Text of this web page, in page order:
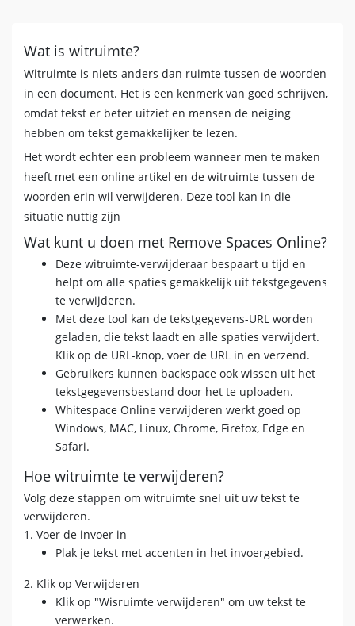
Wat is witruimte?
Witruimte is niets anders dan ruimte tussen de woorden
in een document. Het is een kenmerk van goed schrijven,
omdat tekst er beter uitziet en mensen de neiging
hebben om tekst gemakkelijker te lezen.
Het wordt echter een probleem wanneer men te maken
heeft met een online artikel en de witruimte tussen de
woorden erin wil verwijderen. Deze tool kan in die
situatie nuttig zijn
Wat kunt u doen met Remove Spaces Online?
Deze witruimte-verwijderaar bespaart u tijd en
helpt om alle spaties gemakkelijk uit tekstgegevens
te verwijderen.
Met deze tool kan de tekstgegevens-URL worden
geladen, die tekst laadt en alle spaties verwijdert.
Klik op de URL-knop, voer de URL in en verzend.
Gebruikers kunnen backspace ook wissen uit het
tekstgegevensbestand door het te uploaden.
Whitespace Online verwijderen werkt goed op
Windows, MAC, Linux, Chrome, Firefox, Edge en
Safari.
Hoe witruimte te verwijderen?
Volg deze stappen om witruimte snel uit uw tekst te
verwijderen.
1. Voer de invoer in
Plak je tekst met accenten in het invoergebied.
2. Klik op Verwijderen
Klik op "Wisruimte verwijderen" om uw tekst te
verwerken.